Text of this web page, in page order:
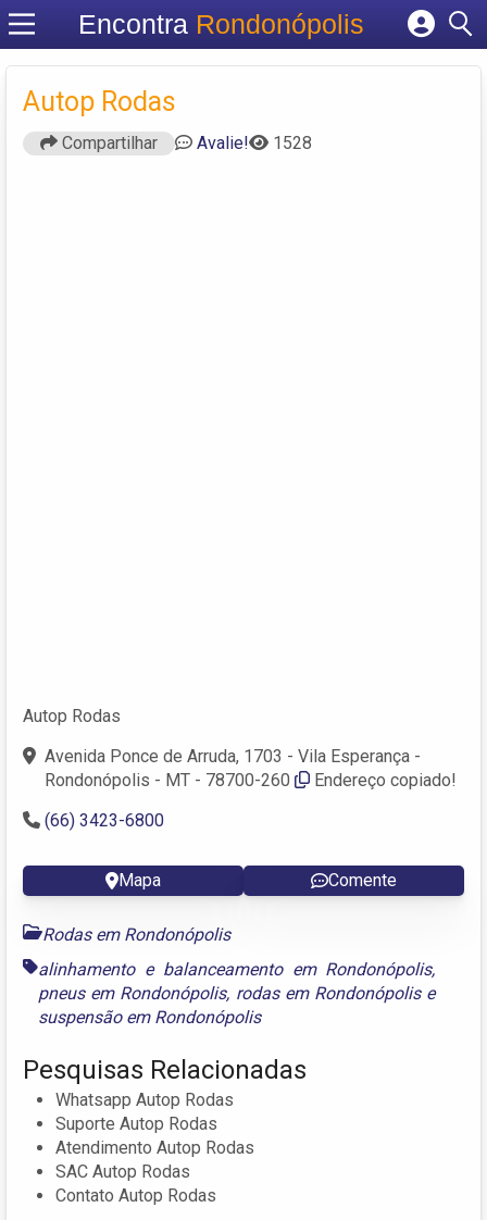
Encontra Rondonópolis
Cadastrar empresa
Autop Rodas
Compartilhar Avalie! 1528
Autop Rodas
Avenida Ponce de Arruda, 1703 - Vila Esperança -
Rondonópolis - MT - 78700-260
Endereço copiado!
(66) 3423-6800
Mapa Comente
Rodas em Rondonópolis
alinhamento e balanceamento em Rondonópolis,
pneus em Rondonópolis, rodas em Rondonópolise
suspensão em Rondonópolis
Pesquisas Relacionadas
Whatsapp Autop Rodas
Suporte Autop Rodas
Atendimento Autop Rodas
SAC Autop Rodas
Contato Autop Rodas